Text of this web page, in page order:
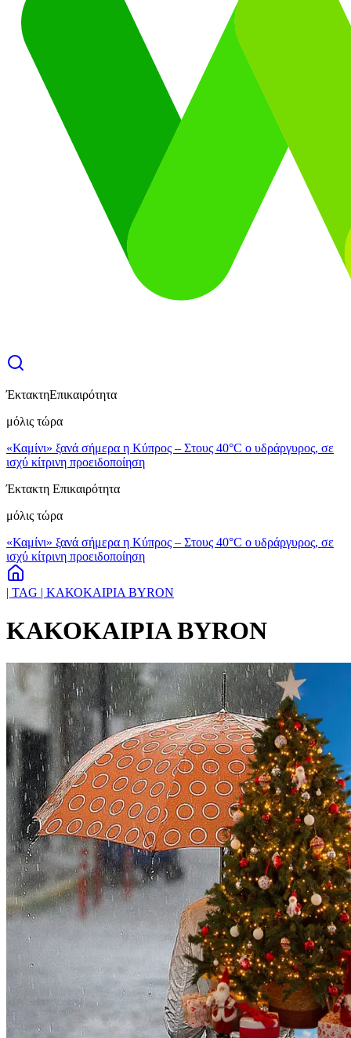
ΈκτακτηΕπικαιρότητα
μόλις τώρα
«Καμίνι» ξανά σήμερα η Κύπρος – Στους 40°C ο υδράργυρος, σε
ισχύ κίτρινη προειδοποίηση
Έκτακτη Επικαιρότητα
μόλις τώρα
«Καμίνι» ξανά σήμερα η Κύπρος – Στους 40°C ο υδράργυρος, σε
ισχύ κίτρινη προειδοποίηση
| TAG | ΚΑΚΟΚΑΙΡΙΑ BYRON
ΚΑΚΟΚΑΙΡΙΑ BYRON